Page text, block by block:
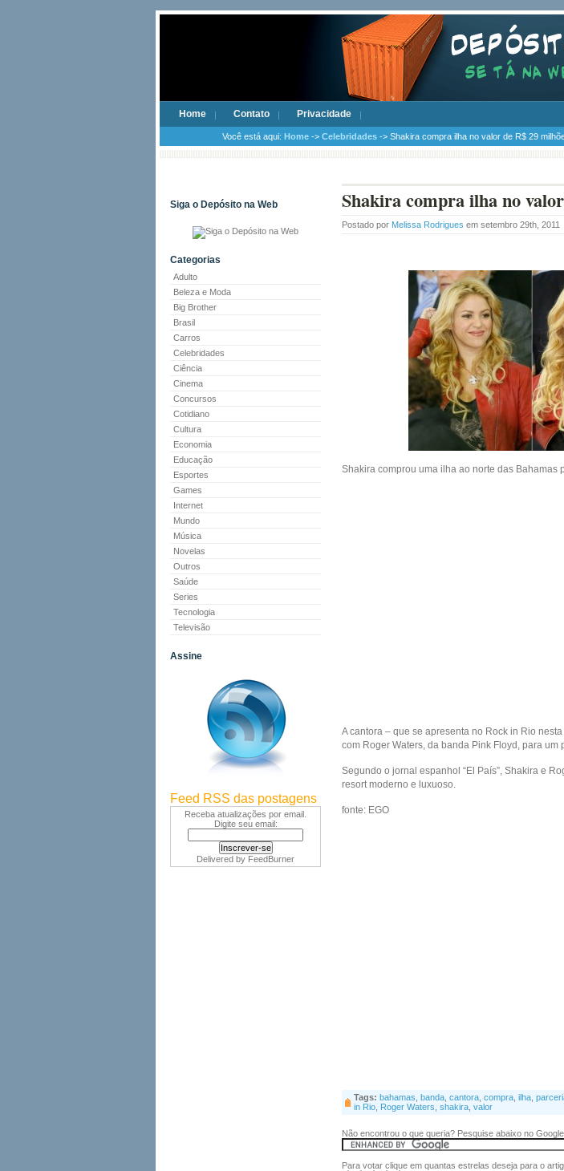
Home Contato Privacidade
Você está aqui: Home -> Celebridades -> Shakira compra ilha no valor de R$ 29
Siga o Depósito na Web
Categorias
Adulto
Beleza e Moda
Big Brother
Brasil
Carros
Celebridades
Ciência
Cinema
Concursos
Cotidiano
Cultura
Economia
Educação
Esportes
Games
Internet
Mundo
Música
Novelas
Outros
Saúde
Series
Tecnologia
Televisão
Assine
Feed RSS das postagens
Receba atualizações por email.
Digite seu email:
Delivered by FeedBurner
Shakira compra ilha no
Postado por Melissa Rodrigues em setembro 29th, 2011
Shakira comprou uma ilha ao norte das Bahamas
A cantora – que se apresenta no Rock in Rio
com Roger Waters, da banda Pink Floyd, para um
Segundo o jornal espanhol “El País”, Shakira e
resort moderno e luxuoso.
fonte: EGO
Tags: bahamas banda cantora compra ilha
in Rio Roger Waters shakira valor
Não encontrou o que queria? Pesquise abaixo no Google.
Para votar clique em quantas estrelas deseja para o